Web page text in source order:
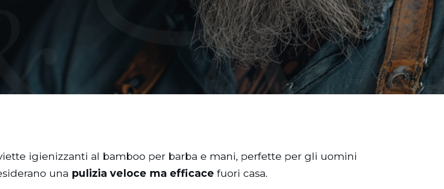
igienizzanti al bamboo per barba e mani, perfette per gli uomini
una pulizia veloce ma efficace fuori casa.